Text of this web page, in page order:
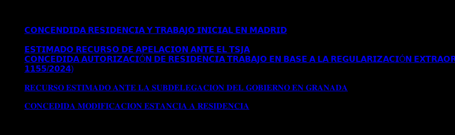
𝗖𝗢𝗡𝗖𝗘𝗡𝗗𝗜𝗗𝗔 𝗥𝗘𝗦𝗜𝗗𝗘𝗡𝗖𝗜𝗔 𝗬 𝗧𝗥𝗔𝗕𝗔𝗝𝗢 𝗜𝗡𝗜𝗖𝗜𝗔𝗟 𝗘𝗡 𝗠𝗔𝗗𝗥𝗜𝗗
𝗘𝗦𝗧𝗜𝗠𝗔𝗗𝗢 𝗥𝗘𝗖𝗨𝗥𝗦𝗢 𝗗𝗘 𝗔𝗣𝗘𝗟𝗔𝗖𝗜𝗢𝗡 𝗔𝗡𝗧𝗘 𝗘𝗟 𝗧𝗦𝗝𝗔
𝗖𝗢𝗡𝗖𝗘𝗗𝗜𝗗𝗔 𝗔𝗨𝗧𝗢𝗥𝗜𝗭𝗔𝗖𝗜Ó𝗡 𝗗𝗘 𝗥𝗘𝗦𝗜𝗗𝗘𝗡𝗖𝗜𝗔 𝗧𝗥𝗔𝗕𝗔𝗝𝗢 𝗘𝗡 𝗕𝗔𝗦𝗘 𝗔 𝗟𝗔 𝗥𝗘𝗚𝗨𝗟𝗔𝗥𝗜𝗭𝗔𝗖𝗜Ó𝗡
𝟭𝟭𝟱𝟱/𝟮𝟬𝟮𝟰)
𝐑𝐄𝐂𝐔𝐑𝐒𝐎 𝐄𝐒𝐓𝐈𝐌𝐀𝐃𝐎 𝐀𝐍𝐓𝐄 𝐋𝐀 𝐒𝐔𝐁𝐃𝐄𝐋𝐄𝐆𝐀𝐂𝐈𝐎𝐍 𝐃𝐄𝐋 𝐆𝐎𝐁𝐈𝐄𝐑𝐍𝐎 𝐄𝐍 𝐆𝐑𝐀𝐍𝐀𝐃𝐀
𝐂𝐎𝐍𝐂𝐄𝐃𝐈𝐃𝐀 𝐌𝐎𝐃𝐈𝐅𝐈𝐂𝐀𝐂𝐈𝐎𝐍 𝐄𝐒𝐓𝐀𝐍𝐂𝐈𝐀 𝐀 𝐑𝐄𝐒𝐈𝐃𝐄𝐍𝐂𝐈𝐀